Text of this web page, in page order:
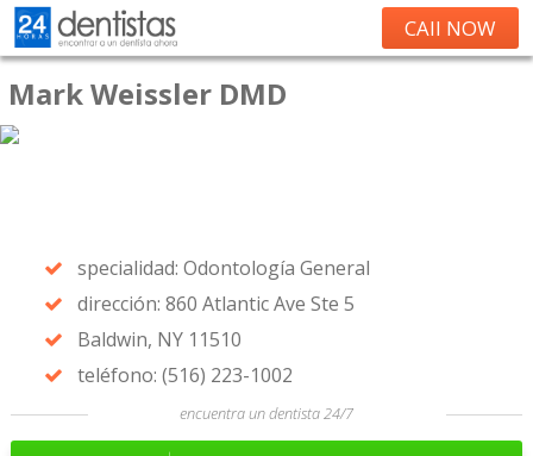
CAll NOW
Mark Weissler DMD
specialidad: Odontología General
dirección: 860 Atlantic Ave Ste 5
Baldwin, NY 11510
teléfono: (516) 223-1002
encuentra un dentista 24/7